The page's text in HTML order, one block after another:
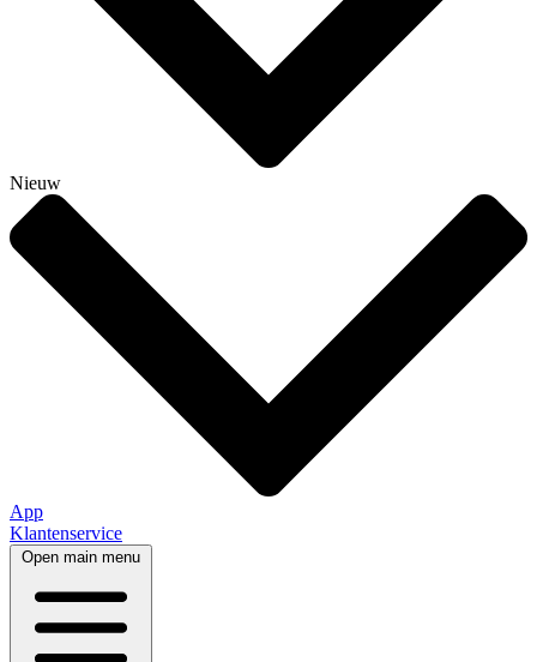
Nieuw
App
Klantenservice
Open main menu